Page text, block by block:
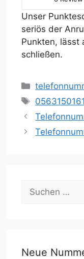
Unser
seriös der
Punkten, lässt
schließen.
Kategorien
nach:
Neue